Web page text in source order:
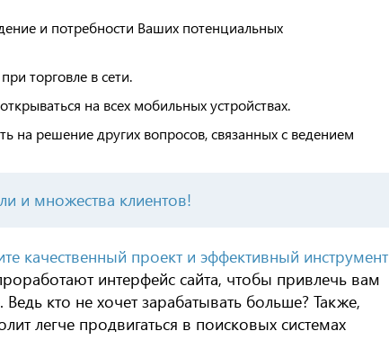
и потребности Ваших потенциальных
торговле в сети.
на всех мобильных устройствах.
на решение других вопросов, связанных с ведением
и множества клиентов!
качественный проект и эффективный инструмент
интерфейс сайта, чтобы привлечь вам
кто не хочет зарабатывать больше? Также,
легче продвигаться в поисковых системах